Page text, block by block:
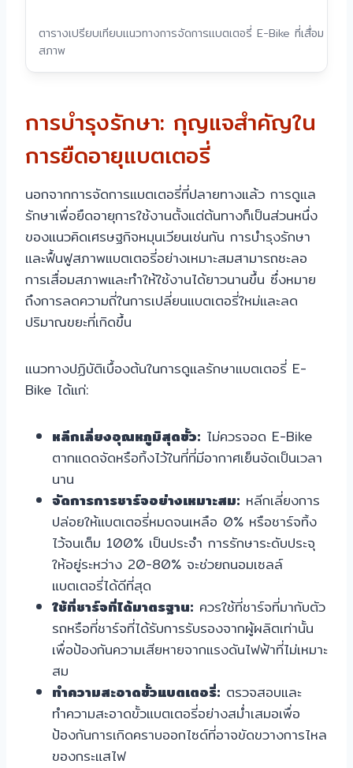
ตารางเปรียบเทียบแนวทางการจัดการแบตเตอรี่ E-Bike ที่เสื่อม
สภาพ
การบำรุงรักษา: กุญแจสำคัญใน
การยืดอายุแบตเตอรี่
นอกจากการจัดการแบตเตอรี่ที่ปลายทางแล้ว การดูแล
รักษาเพื่อยืดอายุการใช้งานตั้งแต่ต้นทางก็เป็นส่วนหนึ่ง
ของแนวคิดเศรษฐกิจหมุนเวียนเช่นกัน การบำรุงรักษา
และฟื้นฟูสภาพแบตเตอรี่อย่างเหมาะสมสามารถชะลอ
การเสื่อมสภาพและทำให้ใช้งานได้ยาวนานขึ้น ซึ่งหมาย
ถึงการลดความถี่ในการเปลี่ยนแบตเตอรี่ใหม่และลด
ปริมาณขยะที่เกิดขึ้น
แนวทางปฏิบัติเบื้องต้นในการดูแลรักษาแบตเตอรี่ E-
Bike ได้แก่:
หลีกเลี่ยงอุณหภูมิสุดขั้ว: ไม่ควรจอด E-Bike
ตากแดดจัดหรือทิ้งไว้ในที่ที่มีอากาศเย็นจัดเป็นเวลา
นาน
จัดการการชาร์จอย่างเหมาะสม: หลีกเลี่ยงการ
ปล่อยให้แบตเตอรี่หมดจนเหลือ 0% หรือชาร์จทิ้ง
ไว้จนเต็ม 100% เป็นประจำ การรักษาระดับประจุ
ให้อยู่ระหว่าง 20-80% จะช่วยถนอมเซลล์
แบตเตอรี่ได้ดีที่สุด
ใช้ที่ชาร์จที่ได้มาตรฐาน: ควรใช้ที่ชาร์จที่มากับตัว
รถหรือที่ชาร์จที่ได้รับการรับรองจากผู้ผลิตเท่านั้น
เพื่อป้องกันความเสียหายจากแรงดันไฟฟ้าที่ไม่เหมาะ
สม
ทำความสะอาดขั้วแบตเตอรี่: ตรวจสอบและ
ทำความสะอาดขั้วแบตเตอรี่อย่างสม่ำเสมอเพื่อ
ป้องกันการเกิดคราบออกไซด์ที่อาจขัดขวางการไหล
ของกระแสไฟ